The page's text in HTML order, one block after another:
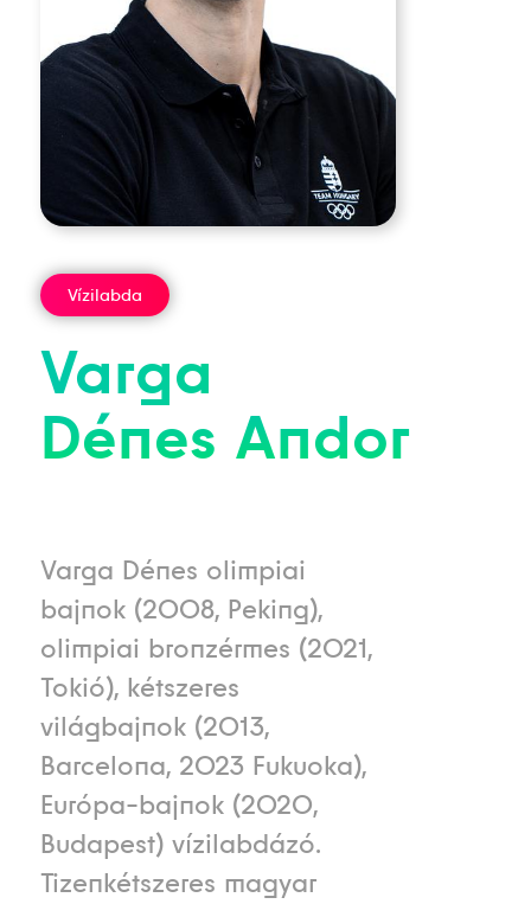
Vízilabda
Varga
Dénes Andor
Varga Dénes olimpiai
bajnok (2008, Peking),
olimpiai bronzérmes (2021,
Tokió), kétszeres
világbajnok (2013,
Barcelona, 2023 Fukuoka),
Európa-bajnok (2020,
Budapest) vízilabdázó.
Tizenkétszeres magyar